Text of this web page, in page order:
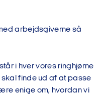
arbejdsgiverne så
i hver vores ringhjørne
finde ud af at passe
enige om, hvordan vi